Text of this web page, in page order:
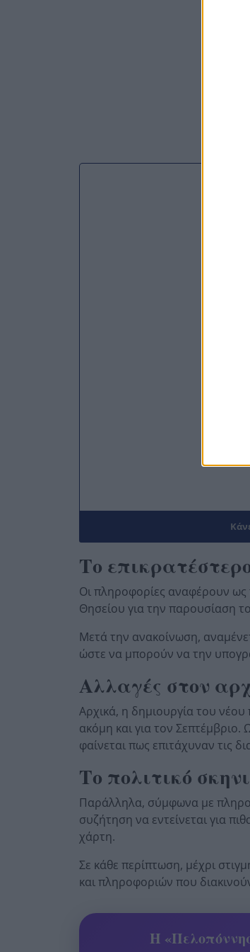
Το
Οι πληροφορίες αναφέρουν ως
Θησείου για την παρουσίαση
Μετά την ανακοίνωση,
ώστε να μπορούν να την
Αλλαγές στον
Αρχικά, η δημιουργία του νέου
ακόμη και για τον Σεπτέμβριο.
φαίνεται πως επιτάχυναν τις
Το πολιτικό
Παράλληλα, σύμφωνα με
συζήτηση να εντείνεται για
χάρτη.
Σε κάθε περίπτωση, μέχρι
και πληροφοριών που
Η